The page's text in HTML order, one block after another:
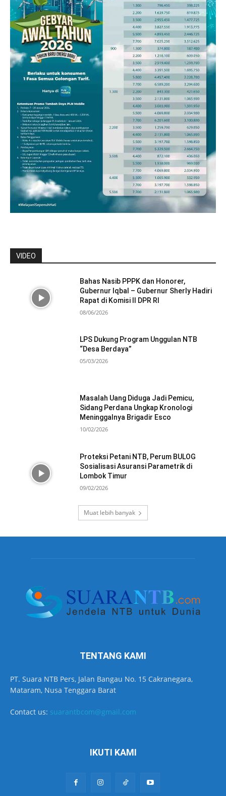
VIDEO
Bahas Nasib PPPK dan Honorer,
Gubernur Iqbal – Gubernur Sherly Hadiri
Rapat di Komisi II DPR RI
08/06/2026
LPS Dukung Program Unggulan NTB
“Desa Berdaya”
05/03/2026
Masalah Uang Diduga Jadi Pemicu,
Sidang Perdana Ungkap Kronologi
Meninggalnya Brigadir Esco
10/02/2026
Proteksi Petani NTB, Perum BULOG
Sosialisasi Asuransi Parametrik di
Lombok Timur
09/02/2026
Muat lebih banyak
TENTANG KAMI
PT. Suara NTB Pers, Jalan Bangau No. 15 Cakranegara,
Mataram, Nusa Tenggara Barat
Contact us: suarantbcom@gmail.com
IKUTI KAMI